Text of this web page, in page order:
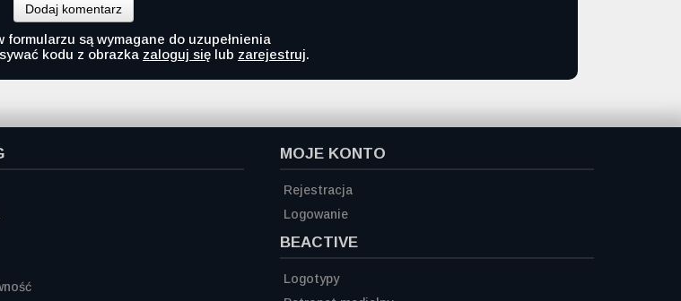
Dodaj komentarz
formularzu są wymagane do uzupełnienia
kodu z obrazka zaloguj się lub zarejestruj.
MOJE KONTO
Rejestracja
Logowanie
BEACTIVE
Logotypy